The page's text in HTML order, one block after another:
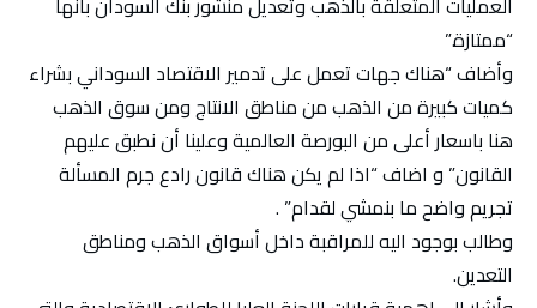
“ممتازة.”
وأضاف “هناك جهات تعمل على تدمير الاقتصاد السوداني بشراء
كميات كبيرة من الذهب من مناطق الانتاج ومن سوق الذهب
هنا باسعار أعلى من البورصة العالمية وعلينا أن نطبق عليهم
القانون” و اضاف “اذا لم يكن هناك قانون رادع جرم المسألة
تجريم واضح ما بنمشي لقدام” .
وطالب بوجود اليه للمراقبة داخل أسواق الذهب ومناطق
التعدين.